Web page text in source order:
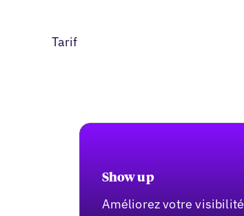
Tarif
Show up
Améliorez votre visibilité